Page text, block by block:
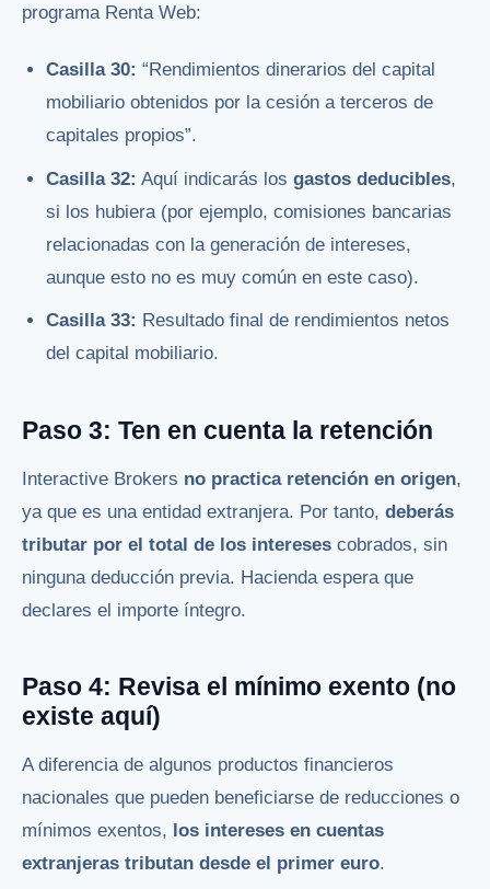
programa Renta Web:
Casilla 30: “Rendimientos dinerarios del capital
mobiliario obtenidos por la cesión a terceros de
capitales propios”.
Casilla 32: Aquí indicarás losgastos deducibles,
si los hubiera (por ejemplo, comisiones bancarias
relacionadas con la generación de intereses,
aunque esto no es muy común en este caso).
Casilla 33: Resultado final de rendimientos netos
del capital mobiliario.
Paso 3: Ten en cuenta la retención
Interactive Brokers no practica retención en origen,
ya que es una entidad extranjera. Por tanto, deberás
tributar por el total de los intereses cobrados, sin
ninguna deducción previa. Hacienda espera que
declares el importe íntegro.
Paso 4: Revisa el mínimo exento (no
existe aquí)
A diferencia de algunos productos financieros
nacionales que pueden beneficiarse de reducciones o
mínimos exentos, los intereses en cuentas
extranjeras tributan desde el primer euro.